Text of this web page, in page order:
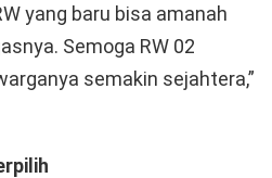
yang baru bisa amanah
Semoga RW 02
semakin sejahtera,”